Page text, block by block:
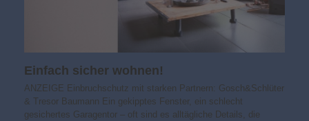
Einfach sicher wohnen!
ANZEIGE Einbruchschutz mit starken Partnern: Gosch&Schlüter
& Tresor Baumann Ein gekipptes Fenster, ein schlecht
gesichertes Garagentor – oft sind es alltägliche Details, die